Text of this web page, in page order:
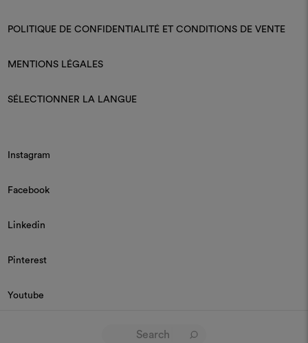
POLITIQUE DE CONFIDENTIALITÉ ET CONDITIONS DE VENTE
MENTIONS LÉGALES
SÉLECTIONNER LA LANGUE
Instagram
Facebook
Linkedin
Pinterest
Youtube
© 2026 Dedar P.IVA 03187590157